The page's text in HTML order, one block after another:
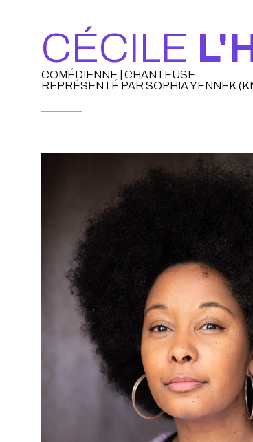
CÉCILE
COMÉDIENNE | CHANTEUSE
REPRÉSENTÉ PAR SOPHIA YENNEK